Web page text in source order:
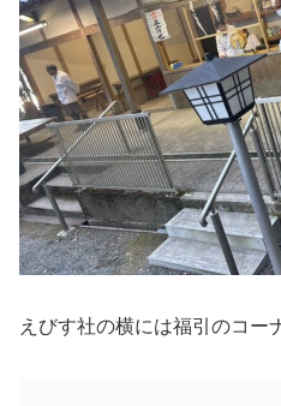
えびす社の横には福引のコー